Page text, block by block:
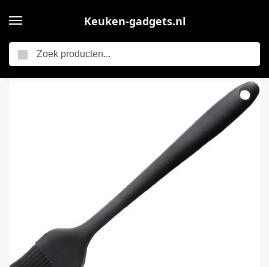
Keuken-gadgets.nl
Keukengerei / Go Go Gadget – Siliconen Bakkwast – Keukenaccessoire – Keukengerei – Bakken – 20cm – Zwart